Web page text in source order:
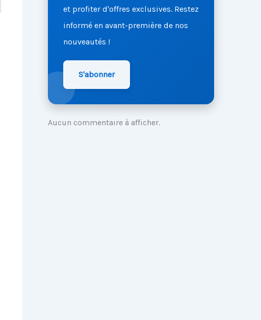
et profiter d'offres exclusives. Restez
informé en avant-première de nos
nouveautés !
S'abonner
Aucun commentaire à afficher.